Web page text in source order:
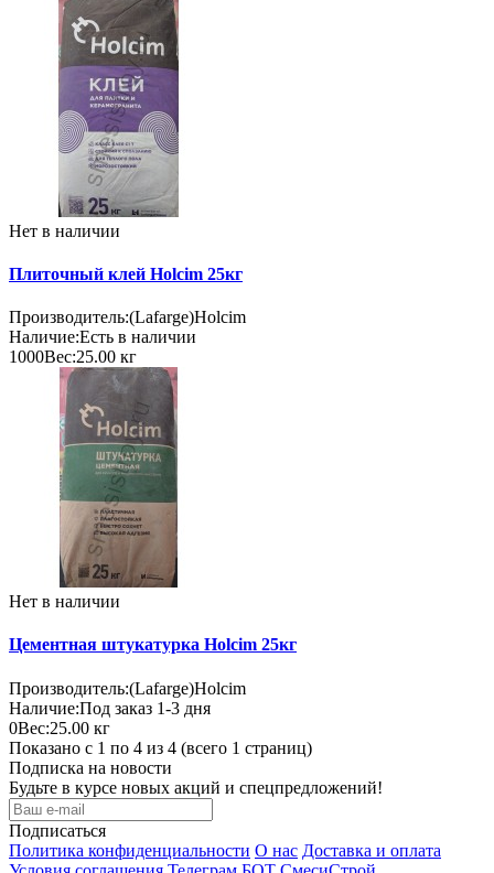
Нет в наличии
Плиточный клей Holcim 25кг
Производитель:(Lafarge)Holcim
Наличие:Есть в наличии
1000Вес:25.00 кг
Нет в наличии
Цементная штукатурка Holcim 25кг
Производитель:(Lafarge)Holcim
Наличие:Под заказ 1-3 дня
0Вес:25.00 кг
Показано с 1 по 4 из 4 (всего 1 страниц)
Подписка на новости
Будьте в курсе новых акций и спецпредложений!
Подписаться
Политика конфиденциальности О нас Доставка и оплата